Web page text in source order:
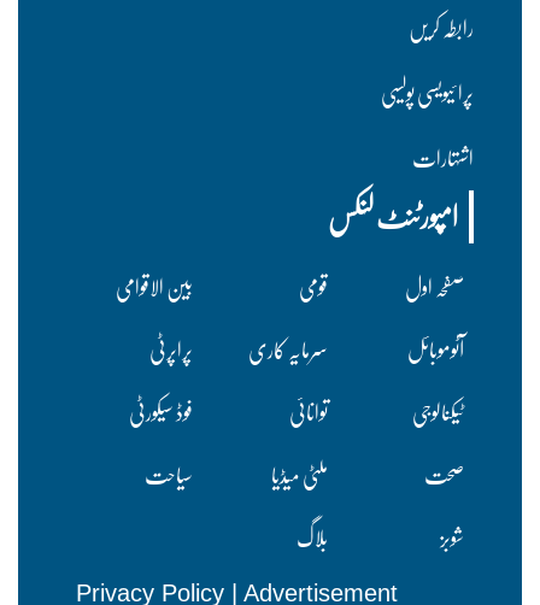
رابطہ کریں
پرا ئیویسی پولسیی
اشتہارات
امپورٹنٹ لنکس
صفحہ اول قومی
بین الاقوامی
آٹوموبائل
سرمایہ کاری
پراپرٹی
ٹیکنالوجی
توانائی
فوڈ سیکورٹی
صحت
ملٹی میڈیا
سیاحت
شوبز
بلاگ
Privacy Policy Advertisement